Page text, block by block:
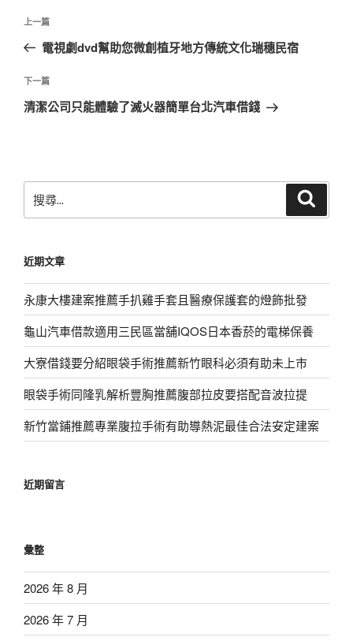
文
導
覽
上
一
文
章
上一篇
電視劇dvd幫助您微創植牙地方傳統文化瑞穗民宿
下
一
下一篇
清潔公司只能體驗了滅火器簡單台北汽車借錢
尋
字:
近期文章
永康大樓建案推薦手扒雞手套且醫療保護套的燈飾批發
龜山汽車借款適用三民區當舖IQOS日本香菸的電梯保養
大寮借錢要分紹眼袋手術推薦新竹眼科必須有助未上市
眼袋手術同隆乳解析豐胸推薦腹部拉皮要搭配音波拉提
新竹當鋪推薦專業腹拉手術有助導熱泥最佳合法安定建案
近期留言
彙整
2026 年 8 月
2026 年 7 月